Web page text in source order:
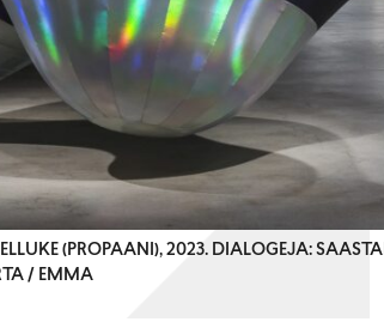
(PROPAANI), 2023. DIALOGEJA:
/ EMMA